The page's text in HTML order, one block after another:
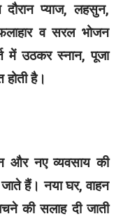
प्याज, लहसुन,
व सरल भोजन
में उठकर स्नान, पूजा
है।
और नए व्यवसाय की
हैं। नया घर, वाहन
की सलाह दी जाती